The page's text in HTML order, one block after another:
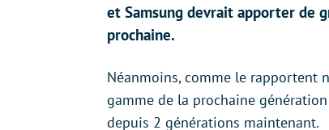
et Samsung devrait apporter de
prochaine.
Néanmoins, comme le rapportent
gamme de la prochaine
depuis 2 générations maintenant.